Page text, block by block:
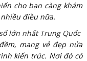
cho bạn càng khám
điều nữa.
lớn nhất Trung Quốc
mang vẻ đẹp nửa
kiến trúc. Nơi đó có